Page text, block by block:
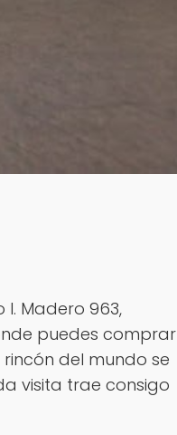
Madero 963,
puedes comprar
del mundo se
visita trae consigo